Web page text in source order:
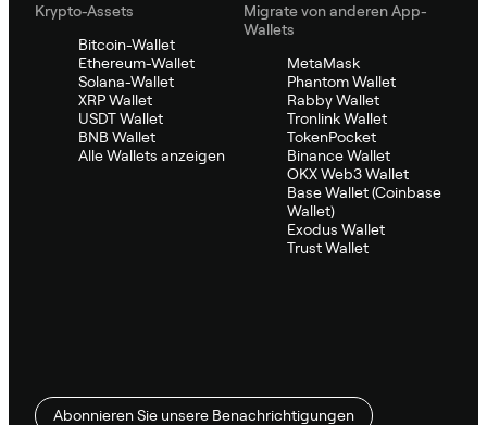
Krypto-Assets
Bitcoin-Wallet
Ethereum-Wallet
Solana-Wallet
XRP Wallet
USDT Wallet
BNB Wallet
Alle Wallets anzeigen
Migrate von anderen App-
Wallets
MetaMask
Phantom Wallet
Rabby Wallet
Tronlink Wallet
TokenPocket
Binance Wallet
OKX Web3 Wallet
Base Wallet (Coinbase
Wallet)
Exodus Wallet
Trust Wallet
Abonnieren Sie unsere Benachrichtigungen